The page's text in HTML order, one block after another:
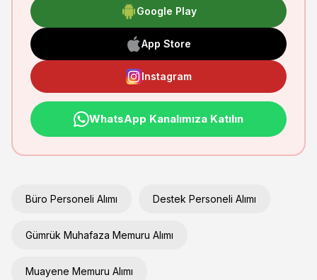
Google Play
App Store
Instagram
WhatsApp Kanalımıza Katılın
Büro Personeli Alımı Destek Personeli Alımı
Gümrük Muhafaza Memuru Alımı
Muayene Memuru Alımı